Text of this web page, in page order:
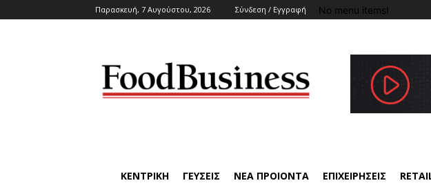
Παρασκευή, 7 Αυγούστου, 2026 Σύνδεση / Εγγραφή No menu items!
ΚΕΝΤΡΙΚΗ ΓΕΥΣΕΙΣ ΝΕΑ ΠΡΟΙΟΝΤΑ ΕΠΙΧΕΙΡΗΣΕΙΣ